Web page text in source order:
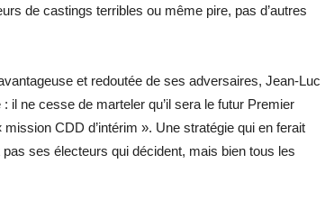
de castings terribles ou même pire, pas d’autres
et redoutée de ses adversaires, Jean-Luc
il ne cesse de marteler qu’il sera le futur Premier
mission CDD d’intérim ». Une stratégie qui en ferait
ses électeurs qui décident, mais bien tous les